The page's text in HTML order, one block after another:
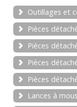
Outillages et
Pièces
Pièces
Pièces
Pièces
Lances à